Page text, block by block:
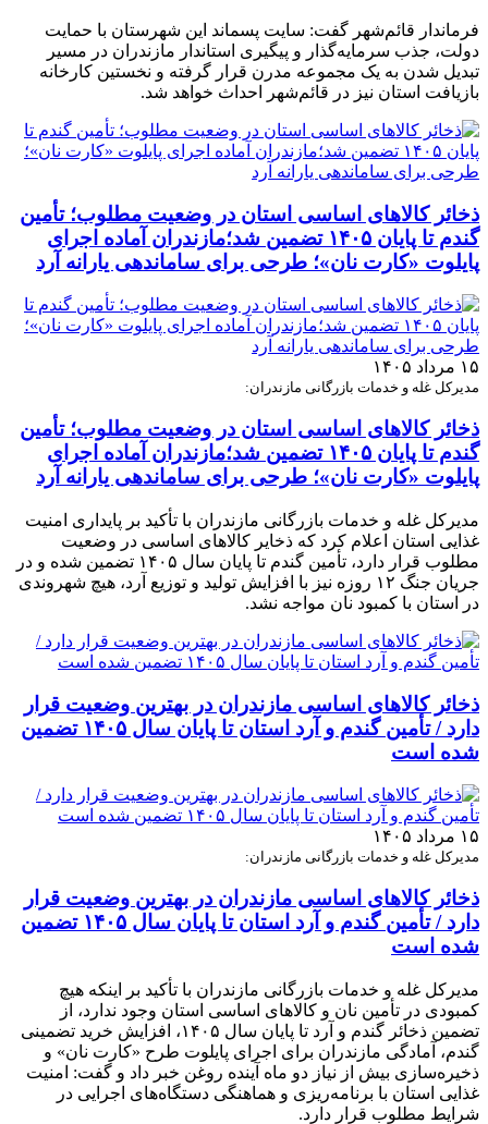
فرماندار قائم‌شهر گفت: سایت پسماند این شهرستان با حمایت
دولت، جذب سرمایه‌گذار و پیگیری استاندار مازندران در مسیر
تبدیل شدن به یک مجموعه مدرن قرار گرفته و نخستین کارخانه
بازیافت استان نیز در قائم‌شهر احداث خواهد شد.
ذخائر کالاهای اساسی استان در وضعیت مطلوب؛ تأمین
گندم تا پایان ۱۴۰۵ تضمین شد؛مازندران آماده اجرای
پایلوت «کارت نان»؛ طرحی برای ساماندهی یارانه آرد
۱۵ مرداد ۱۴۰۵
مدیرکل غله و خدمات بازرگانی مازندران:
ذخائر کالاهای اساسی استان در وضعیت مطلوب؛ تأمین
گندم تا پایان ۱۴۰۵ تضمین شد؛مازندران آماده اجرای
پایلوت «کارت نان»؛ طرحی برای ساماندهی یارانه آرد
مدیرکل غله و خدمات بازرگانی مازندران با تأکید بر پایداری امنیت
غذایی استان اعلام کرد که ذخایر کالاهای اساسی در وضعیت
مطلوب قرار دارد، تأمین گندم تا پایان سال ۱۴۰۵ تضمین شده و در
جریان جنگ ۱۲ روزه نیز با افزایش تولید و توزیع آرد، هیچ شهروندی
در استان با کمبود نان مواجه نشد.
ذخائر کالاهای اساسی مازندران در بهترین وضعیت قرار
دارد / تأمین گندم و آرد استان تا پایان سال ۱۴۰۵ تضمین
شده است
۱۵ مرداد ۱۴۰۵
مدیرکل غله و خدمات بازرگانی مازندران:
ذخائر کالاهای اساسی مازندران در بهترین وضعیت قرار
دارد / تأمین گندم و آرد استان تا پایان سال ۱۴۰۵ تضمین
شده است
مدیرکل غله و خدمات بازرگانی مازندران با تأکید بر اینکه هیچ
کمبودی در تأمین نان و کالاهای اساسی استان وجود ندارد، از
تضمین ذخائر گندم و آرد تا پایان سال ۱۴۰۵، افزایش خرید تضمینی
گندم، آمادگی مازندران برای اجرای پایلوت طرح «کارت نان» و
ذخیره‌سازی بیش از نیاز دو ماه آینده روغن خبر داد و گفت: امنیت
غذایی استان با برنامه‌ریزی و هماهنگی دستگاه‌های اجرایی در
شرایط مطلوب قرار دارد.